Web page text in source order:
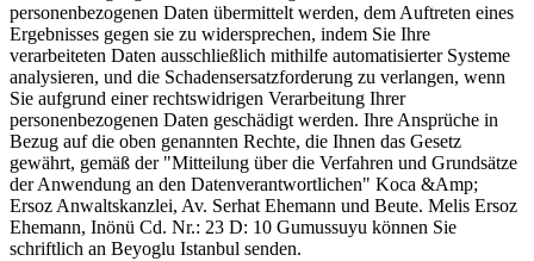
personenbezogenen Daten übermittelt werden, dem Auftreten eines
Ergebnisses gegen sie zu widersprechen, indem Sie Ihre
verarbeiteten Daten ausschließlich mithilfe automatisierter Systeme
analysieren, und die Schadensersatzforderung zu verlangen, wenn
Sie aufgrund einer rechtswidrigen Verarbeitung Ihrer
personenbezogenen Daten geschädigt werden. Ihre Ansprüche in
Bezug auf die oben genannten Rechte, die Ihnen das Gesetz
gewährt, gemäß der "Mitteilung über die Verfahren und Grundsätze
der Anwendung an den Datenverantwortlichen" Koca &Amp;
Ersoz Anwaltskanzlei, Av. Serhat Ehemann und Beute. Melis Ersoz
Ehemann, Inönü Cd. Nr.: 23 D: 10 Gumussuyu können Sie
schriftlich an Beyoglu Istanbul senden.